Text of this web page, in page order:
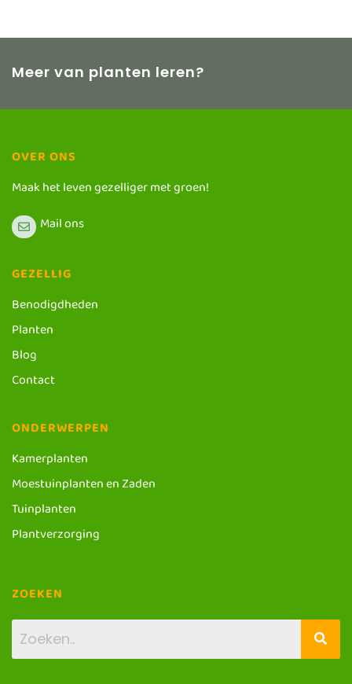
Meer van planten leren?
OVER ONS
Maak het leven gezelliger met groen!
Mail ons
GEZELLIG
Benodigdheden
Planten
Blog
Contact
ONDERWERPEN
Kamerplanten
Moestuinplanten en Zaden
Tuinplanten
Plantverzorging
ZOEKEN